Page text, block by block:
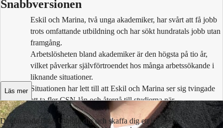
Snabbversionen
Eskil och Marina, två unga akademiker, har svårt att få jobb
trots omfattande utbildning och har sökt hundratals jobb utan
framgång.
Arbetslösheten bland akademiker är den högsta på tio år,
vilket påverkar självförtroendet hos många arbetssökande i
liknande situationer.
Situationen har lett till att Eskil och Marina ser sig tvingade
att ta fler CSN-lån och återgå till studierna när
arbetsmarknaden inte erbjuder jobb.
Läs mer
Det brukade heta: Utbilda dig och skaffa dig ett jobb. En